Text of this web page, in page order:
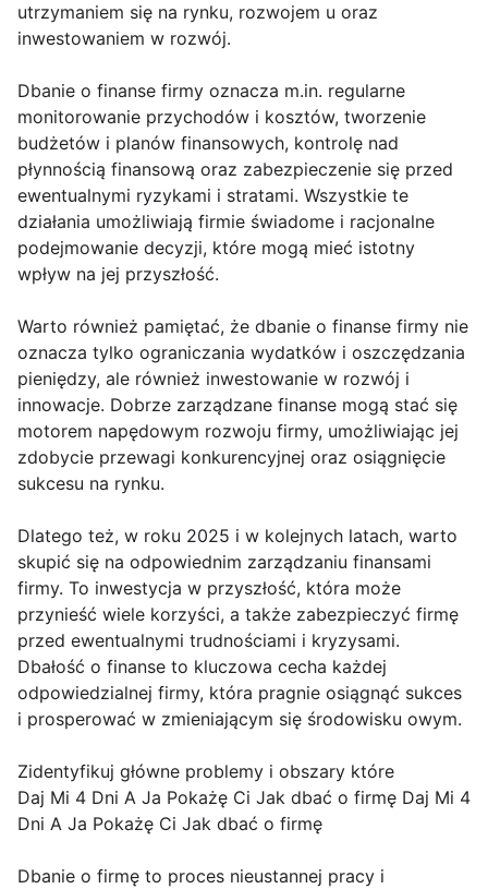
utrzymaniem się na rynku, rozwojem u oraz
inwestowaniem w rozwój.
Dbanie o finanse firmy oznacza m.in. regularne
monitorowanie przychodów i kosztów, tworzenie
budżetów i planów finansowych, kontrolę nad
płynnością finansową oraz zabezpieczenie się przed
ewentualnymi ryzykami i stratami. Wszystkie te
działania umożliwiają firmie świadome i racjonalne
podejmowanie decyzji, które mogą mieć istotny
wpływ na jej przyszłość.
Warto również pamiętać, że dbanie o finanse firmy nie
oznacza tylko ograniczania wydatków i oszczędzania
pieniędzy, ale również inwestowanie w rozwój i
innowacje. Dobrze zarządzane finanse mogą stać się
motorem napędowym rozwoju firmy, umożliwiając jej
zdobycie przewagi konkurencyjnej oraz osiągnięcie
sukcesu na rynku.
Dlatego też, w roku 2025 i w kolejnych latach, warto
skupić się na odpowiednim zarządzaniu finansami
firmy. To inwestycja w przyszłość, która może
przynieść wiele korzyści, a także zabezpieczyć firmę
przed ewentualnymi trudnościami i kryzysami.
Dbałość o finanse to kluczowa cecha każdej
odpowiedzialnej firmy, która pragnie osiągnąć sukces
i prosperować w zmieniającym się środowisku owym.
Zidentyfikuj główne problemy i obszary które
Daj Mi 4 Dni A Ja Pokażę Ci Jak dbać o firmę Daj Mi 4
Dni A Ja Pokażę Ci Jak dbać o firmę
Dbanie o firmę to proces nieustannej pracy i